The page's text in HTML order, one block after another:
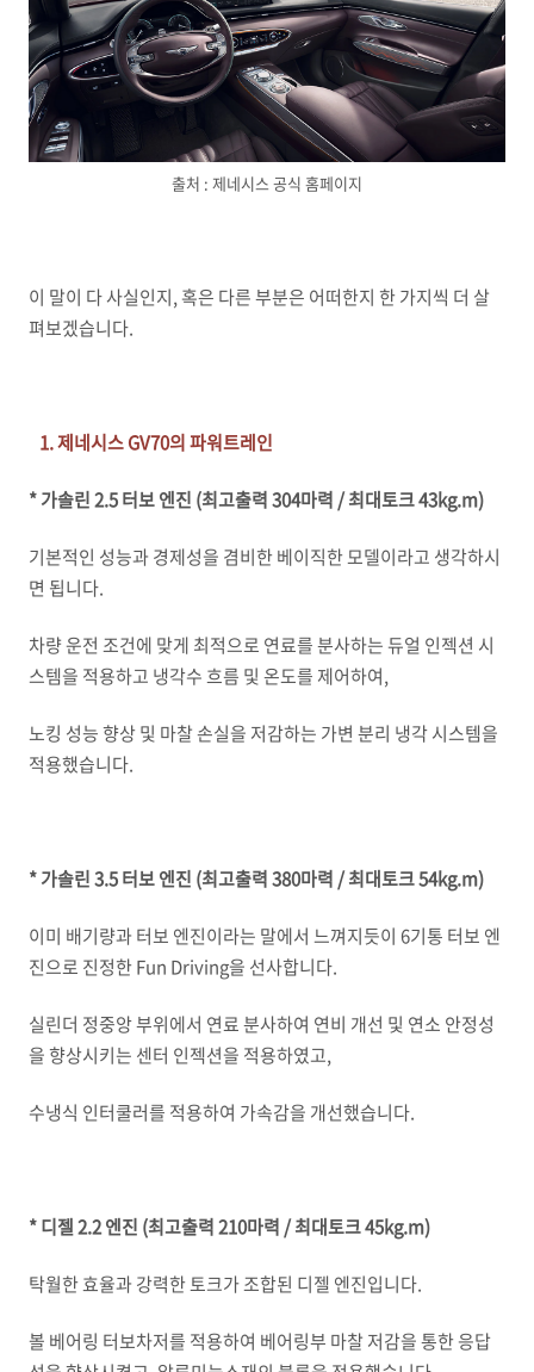
출처 : 제네시스 공식 홈페이지
이 말이 다 사실인지, 혹은 다른 부분은 어떠한지 한 가지씩 더 살
펴보겠습니다.
1. 제네시스 GV70의 파워트레인
* 가솔린 2.5 터보 엔진 (최고출력 304마력 / 최대토크 43kg.m)
기본적인 성능과 경제성을 겸비한 베이직한 모델이라고 생각하시
면 됩니다.
차량 운전 조건에 맞게 최적으로 연료를 분사하는 듀얼 인젝션 시
스템을 적용하고 냉각수 흐름 및 온도를 제어하여,
노킹 성능 향상 및 마찰 손실을 저감하는 가변 분리 냉각 시스템을
적용했습니다.
* 가솔린 3.5 터보 엔진 (최고출력 380마력 / 최대토크 54kg.m)
이미 배기량과 터보 엔진이라는 말에서 느껴지듯이 6기통 터보 엔
진으로 진정한 Fun Driving을 선사합니다.
실린더 정중앙 부위에서 연료 분사하여 연비 개선 및 연소 안정성
을 향상시키는 센터 인젝션을 적용하였고,
수냉식 인터쿨러를 적용하여 가속감을 개선했습니다.
* 디젤 2.2 엔진 (최고출력 210마력 / 최대토크 45kg.m)
탁월한 효율과 강력한 토크가 조합된 디젤 엔진입니다.
볼 베어링 터보차저를 적용하여 베어링부 마찰 저감을 통한 응답